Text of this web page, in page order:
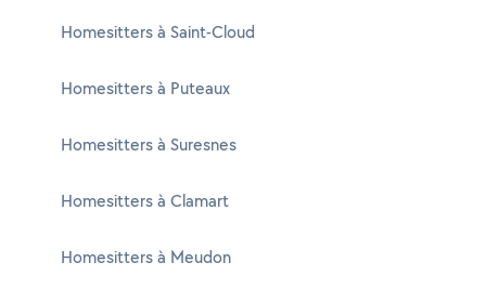
Homesitters à Saint-Cloud
Homesitters à Puteaux
Homesitters à Suresnes
Homesitters à Clamart
Homesitters à Meudon